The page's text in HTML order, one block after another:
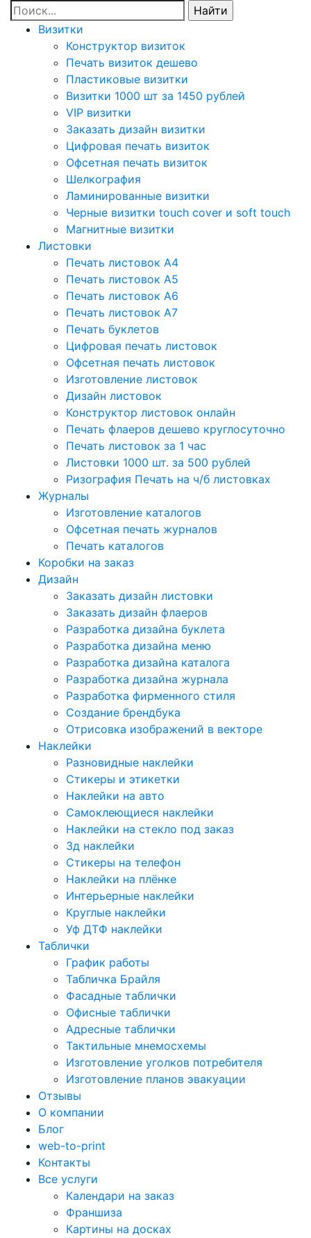
Визитки
Конструктор визиток
Печать визиток дешево
Пластиковые визитки
Визитки 1000 шт за 1450 рублей
VIP визитки
Заказать дизайн визитки
Цифровая печать визиток
Офсетная печать визиток
Шелкография
Ламинированные визитки
Черные визитки touch cover и soft touch
Магнитные визитки
Листовки
Печать листовок А4
Печать листовок А5
Печать листовок А6
Печать листовок А7
Печать буклетов
Цифровая печать листовок
Офсетная печать листовок
Изготовление листовок
Дизайн листовок
Конструктор листовок онлайн
Печать флаеров дешево круглосуточно
Печать листовок за 1 час
Листовки 1000 шт. за 500 рублей
Ризография Печать на ч/б листовках
Журналы
Изготовление каталогов
Офсетная печать журналов
Печать каталогов
Коробки на заказ
Дизайн
Заказать дизайн листовки
Заказать дизайн флаеров
Разработка дизайна буклета
Разработка дизайна меню
Разработка дизайна каталога
Разработка дизайна журнала
Разработка фирменного стиля
Создание брендбука
Отрисовка изображений в векторе
Наклейки
Разновидные наклейки
Стикеры и этикетки
Наклейки на авто
Самоклеющиеся наклейки
Наклейки на стекло под заказ
3д наклейки
Cтикеры на телефон
Наклейки на плёнке
Интерьерные наклейки
Круглые наклейки
Уф ДТФ наклейки
Таблички
График работы
Табличка Брайля
Фасадные таблички
Офисные таблички
Адресные таблички
Тактильные мнемосхемы
Изготовление уголков потребителя
Изготовление планов эвакуации
Отзывы
О компании
Блог
web-to-print
Контакты
Все услуги
Календари на заказ
Франшиза
Картины на досках